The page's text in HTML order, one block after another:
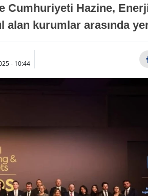
Cumhuriyeti Hazine,
kurumlar arasında
- 10:44